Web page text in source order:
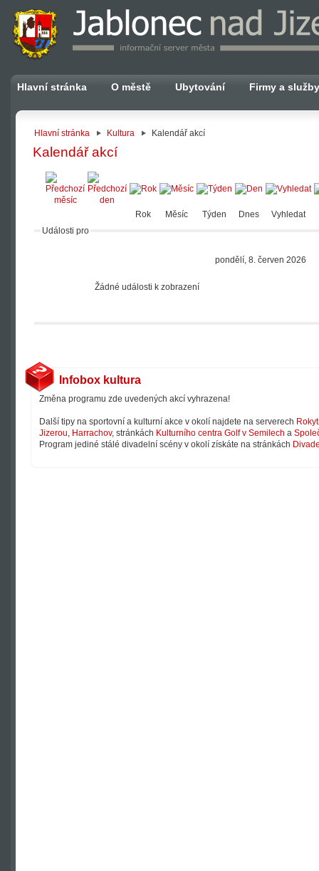
Hlavní stránka O městě Ubytování Firmy a služby
Hlavní stránka Kultura Kalendář akcí
Kalendář akcí
Rok Měsíc Týden Dnes
Vyhledat
Události pro
pondělí, 8. červen 2026
Žádné události k zobrazení
Infobox kultura
Změna programu zde uvedených akcí vyhrazena!
Další tipy na sportovní a kulturní akce v okolí najdete na serverech
Jizerou, Harrachov, stránkách Kulturního centra Golf v Semilech a
Program jediné stálé divadelní scény v okolí získáte na stránkách